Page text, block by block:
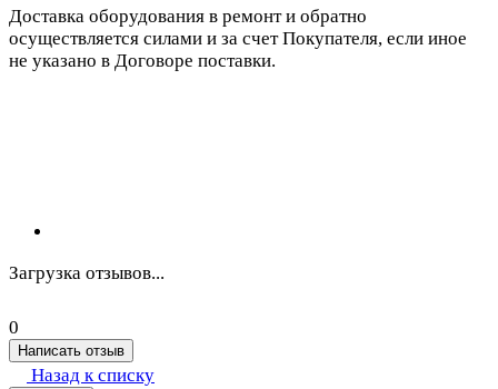
Доставка оборудования в ремонт и обратно
осуществляется силами и за счет Покупателя, если иное
не указано в Договоре поставки.
Загрузка отзывов...
0
Написать отзыв
Назад к списку